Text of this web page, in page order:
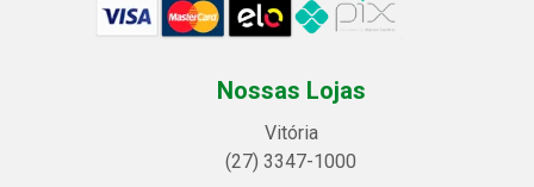
Nossas Lojas
Vitória
(27) 3347-1000